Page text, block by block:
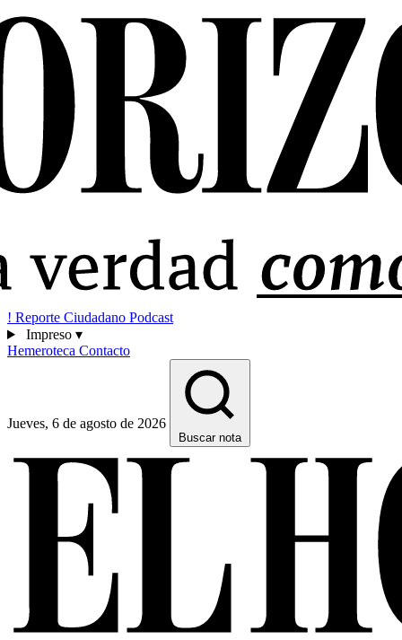
! Reporte Ciudadano Podcast
Impreso ▾
Hemeroteca Contacto
Jueves, 6 de agosto de 2026
Buscar nota